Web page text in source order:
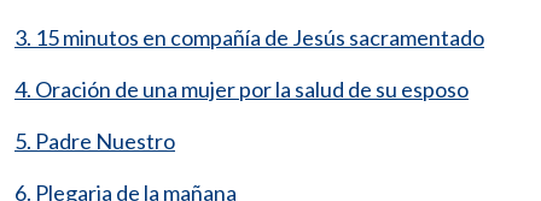
3. 15 minutos en compañía de Jesús sacramentado
4. Oración de una mujer por la salud de su esposo
5. Padre Nuestro
6. Plegaria de la mañana